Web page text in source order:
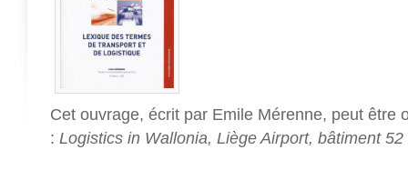
Cet ouvrage, écrit par Emile Mérenne, peut être
: Logistics in Wallonia, Liège Airport, bâtiment